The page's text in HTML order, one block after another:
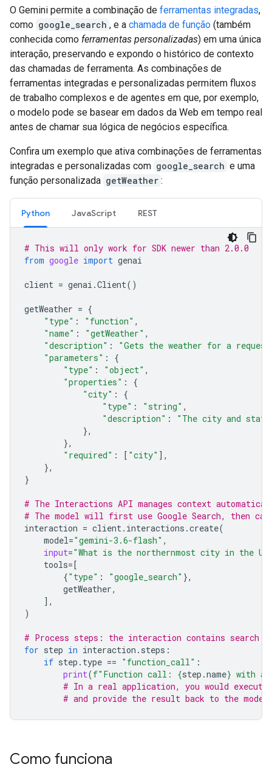
O Gemini permite a combinação de ferramentas integradas,
como google_search , e a chamada de função (também
conhecida como ferramentas personalizadas) em uma única
interação, preservando e expondo o histórico de contexto
das chamadas de ferramenta. As combinações de
ferramentas integradas e personalizadas permitem fluxos
de trabalho complexos e de agentes em que, por exemplo,
o modelo pode se basear em dados da Web em tempo real
antes de chamar sua lógica de negócios específica.
Confira um exemplo que ativa combinações de ferramentas
integradas e personalizadas com google_search e uma
função personalizada getWeather :
Python JavaScript REST
# This will only work for SDK newer than 2.0.0
from google import genai
client = genai .Client()
getWeather = {
"type" : "function" ,
"name" : "getWeather" ,
"description" :
"Gets the weather for a
"parameters" :
{
"type" : "object" ,
"properties" :
{
"city" :
{
"type" : "string" ,
"description" :
"The city and
},
},
"required" : [ "city" ],
},
}
# The Interactions API manages context
# The model will first use Google Search, then
interaction = client. interactions .create(
model="gemini-3.6-flash" ,
input="What is the northernmost city in the
tools=[
{"type" : "google_search" },
getWeather,
],
)
# Process steps: the interaction contains search
for step in interaction . steps :
if step . type == "function_call" :
print(f"Function call: {step .name} with
# In a real application, you would
# and provide the result back to the
Como funciona